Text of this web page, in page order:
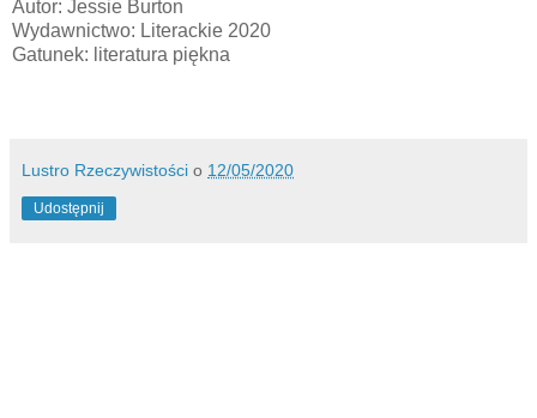
Autor: Jessie Burton
Wydawnictwo: Literackie 2020
Gatunek: literatura piękna
Lustro Rzeczywistości o 12/05/2020
Udostępnij